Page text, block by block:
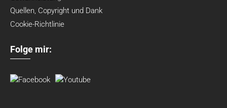
Quellen, Copyright und Dank
Cookie-Richtlinie
Folge mir: